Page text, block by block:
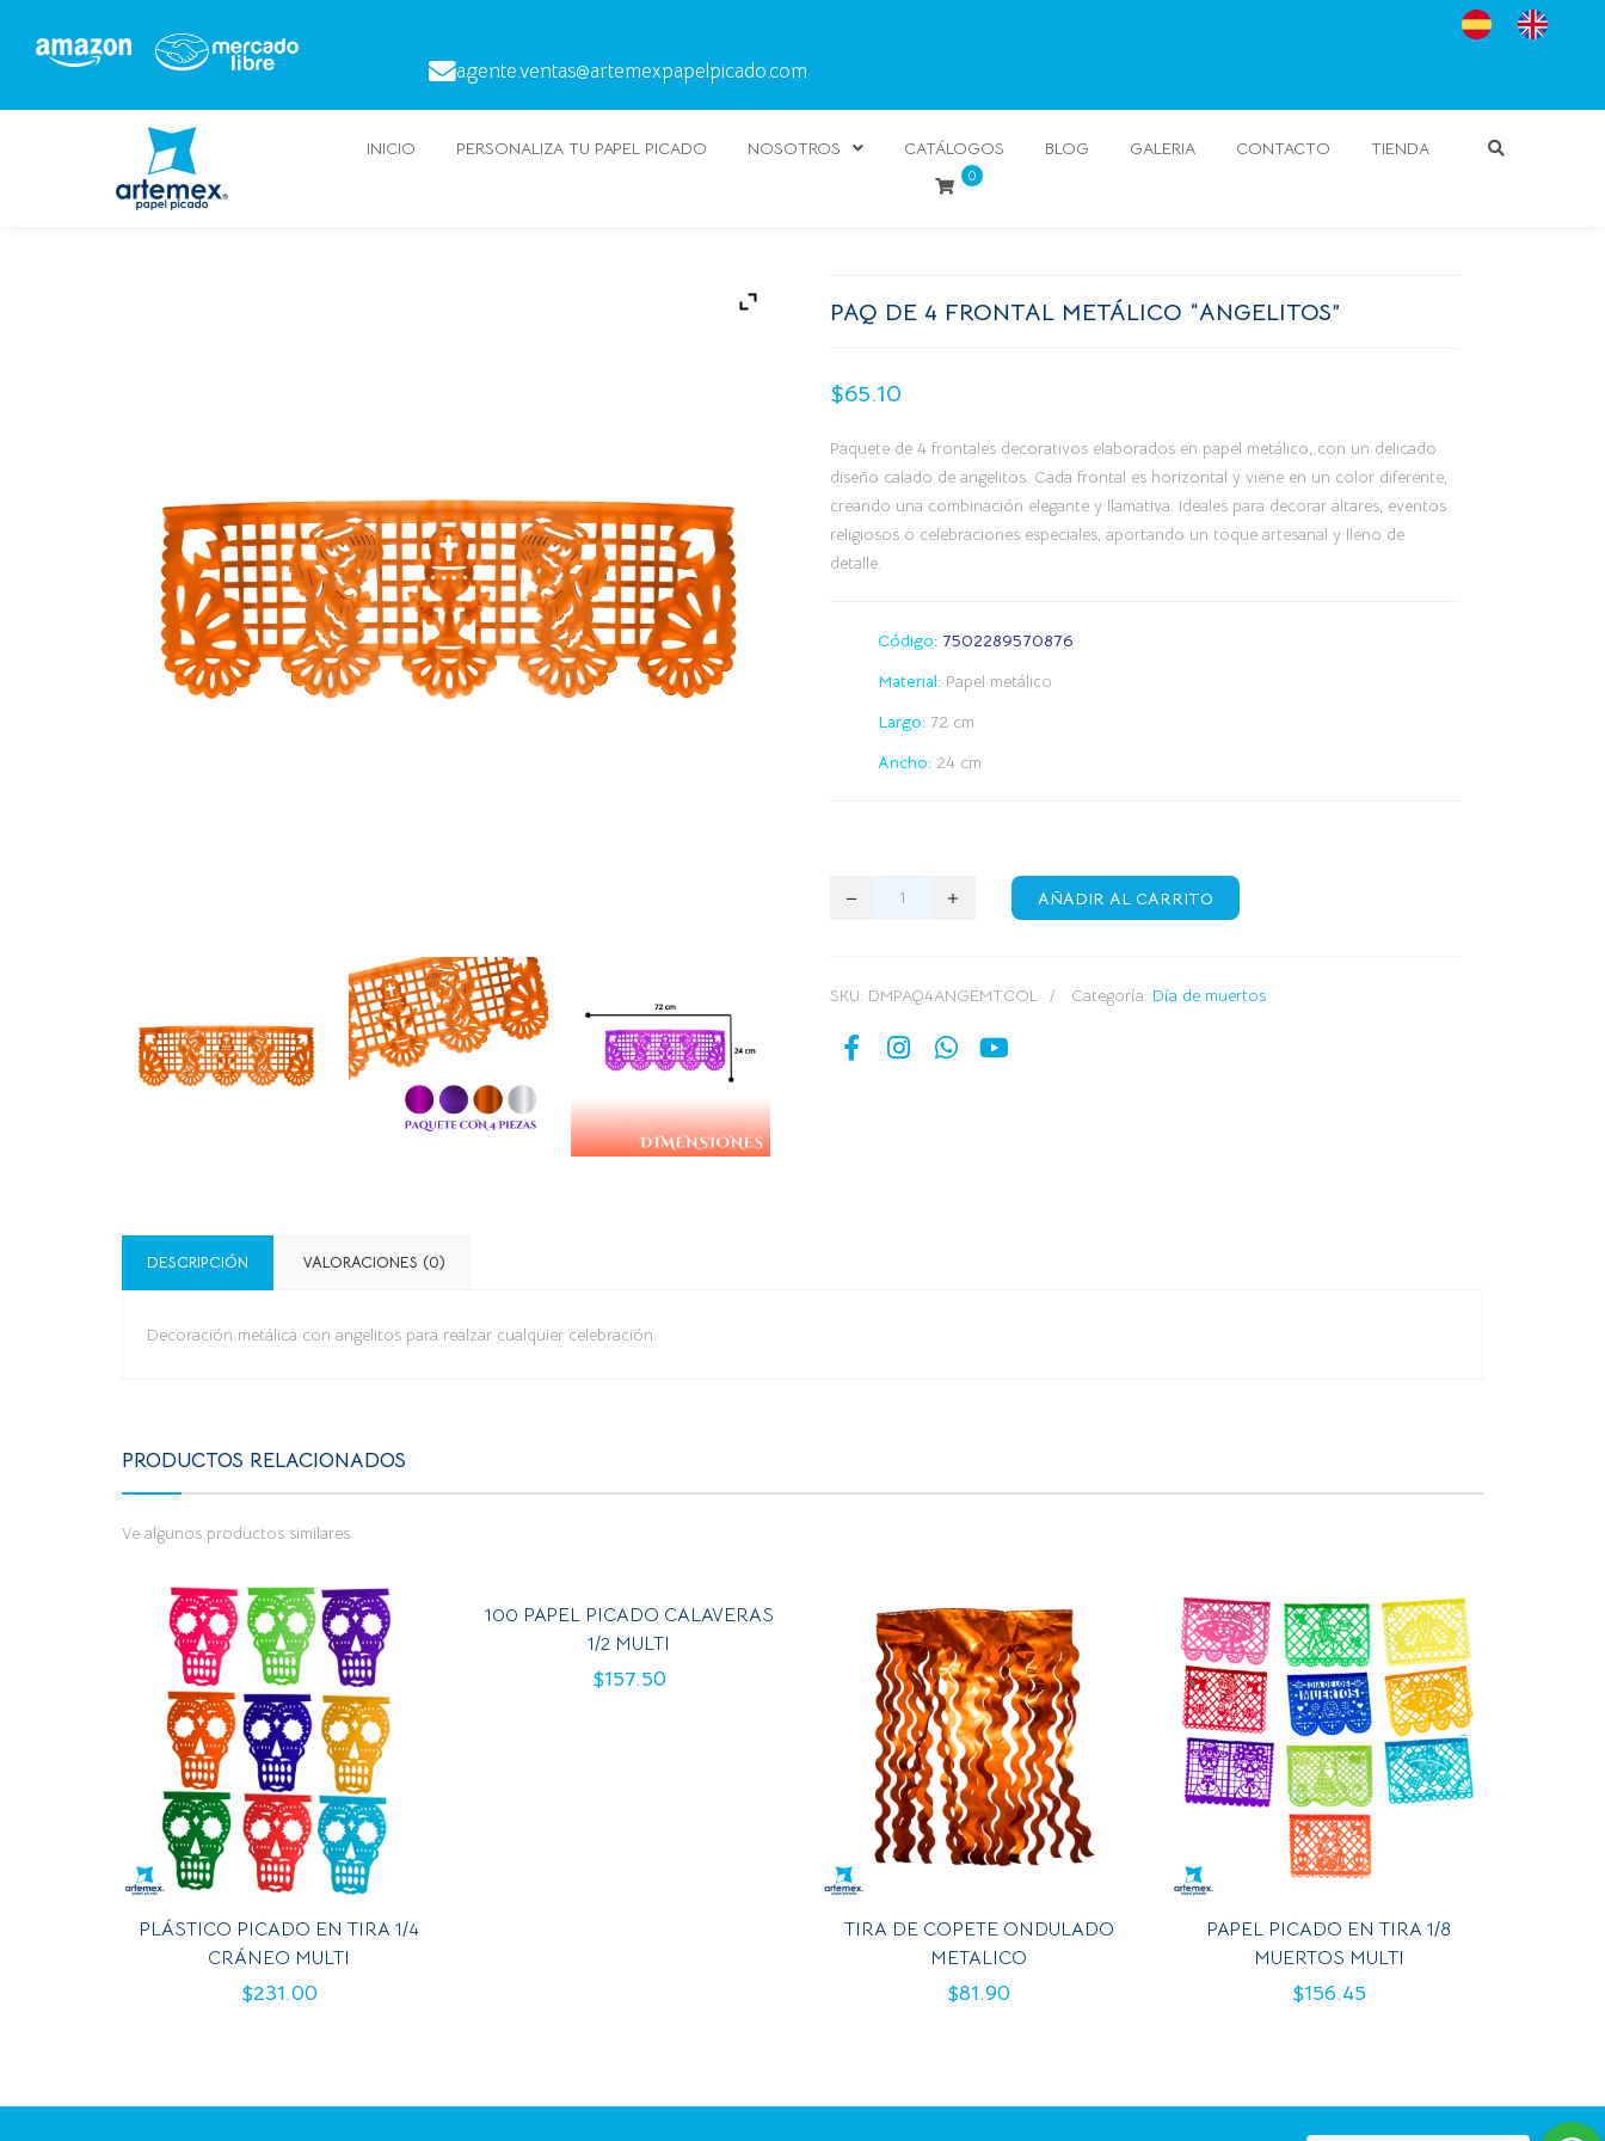
agente.ventas@artemexpapelpicado.com
INICIO PERSONALIZA TU PAPEL PICADO NOSOTROS CATÁLOGOS BLOG GALERIA CONTACTO TIENDA
0
PAQ DE 4 FRONTAL METÁLICO “ANGELITOS”
$65.10
Paquete de 4 frontales decorativos elaborados en papel metálico, con un delicado
diseño calado de angelitos. Cada frontal es horizontal y viene en un color diferente,
creando una combinación elegante y llamativa. Ideales para decorar altares, eventos
religiosos o celebraciones especiales, aportando un toque artesanal y lleno de
detalle.
Código:7502289570876
Material: Papel metálico
Largo: 72 cm
Ancho: 24 cm
AÑADIR AL CARRITO
SKU: DMPAQ4ANGEMTCOL Categoría: Día de muertos
DESCRIPCIÓN VALORACIONES (0)
Decoración metálica con angelitos para realzar cualquier celebración.
PRODUCTOS RELACIONADOS
Ve algunos productos similares
PLÁSTICO PICADO EN TIRA 1/4
CRÁNEO MULTI
$231.00
100 PAPEL PICADO CALAVERAS
1/2 MULTI
$157.50
TIRA DE COPETE ONDULADO
METALICO
$81.90
PAPEL PICADO EN TIRA 1/8
MUERTOS MULTI
$156.45